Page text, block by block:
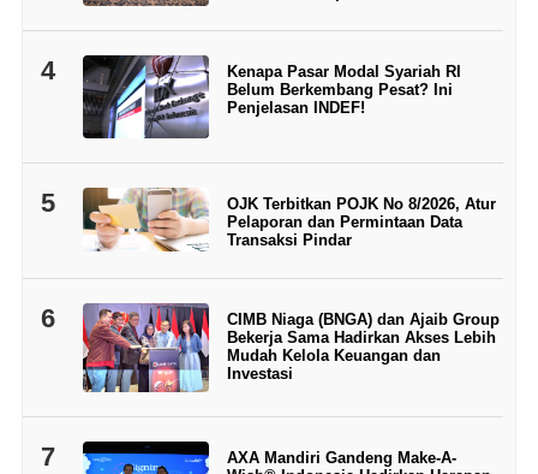
4
Kenapa Pasar Modal Syariah RI
Belum Berkembang Pesat? Ini
Penjelasan INDEF!
5
OJK Terbitkan POJK No 8/2026, Atur
Pelaporan dan Permintaan Data
Transaksi Pindar
6
CIMB Niaga (BNGA) dan Ajaib Group
Bekerja Sama Hadirkan Akses Lebih
Mudah Kelola Keuangan dan
Investasi
7
AXA Mandiri Gandeng Make-A-